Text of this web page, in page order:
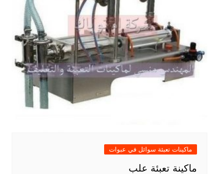
ماكينات تعبئة سوائل في عبوات
ماكينة تعبئة علب